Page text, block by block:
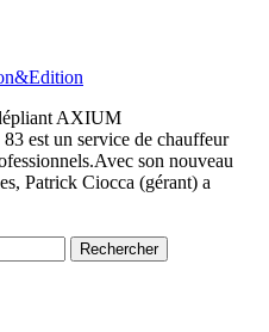
AXIUM
est un service de chauffeur
son nouveau
Patrick Ciocca (gérant) a